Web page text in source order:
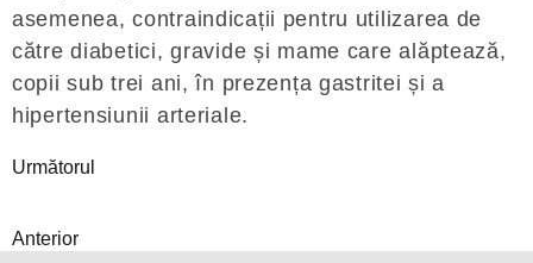
asemenea, contraindicații pentru utilizarea de
către diabetici, gravide și mame care alăptează,
copii sub trei ani, în prezența gastritei și a
hipertensiunii arteriale.
Următorul
Anterior